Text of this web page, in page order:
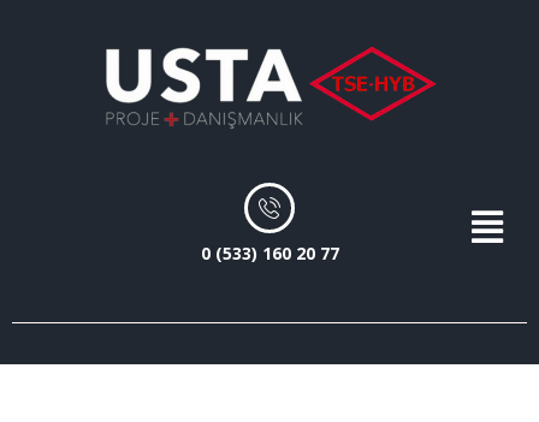
0 (533) 160 20 77